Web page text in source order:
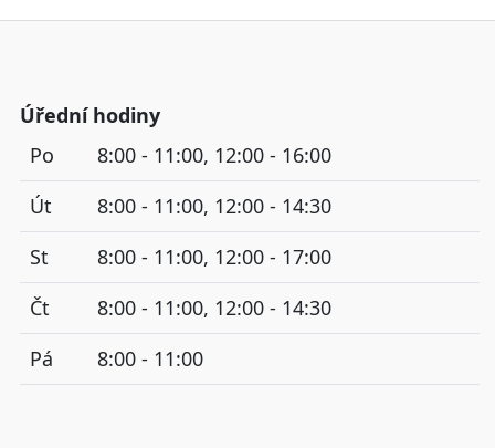
Úřední hodiny
Po
8:00 - 11:00, 12:00 - 16:00
Út
8:00 - 11:00, 12:00 - 14:30
St
8:00 - 11:00, 12:00 - 17:00
Čt
8:00 - 11:00, 12:00 - 14:30
Pá
8:00 - 11:00